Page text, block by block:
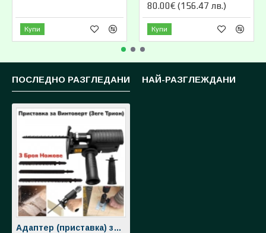
Купи
70.00€ (136.91 лв.)
Купи
ПОСЛЕДНО РАЗГЛЕДАНИ НАЙ-РАЗГЛЕЖДАНИ
Адаптер (приставка) за Винтоверт Бормашина универсален преобразувател към Зеге прободен трион